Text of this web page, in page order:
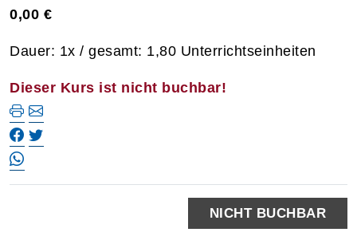
0,00 €
Dauer: 1x / gesamt: 1,80 Unterrichtseinheiten
Dieser Kurs ist nicht buchbar!
NICHT BUCHBAR